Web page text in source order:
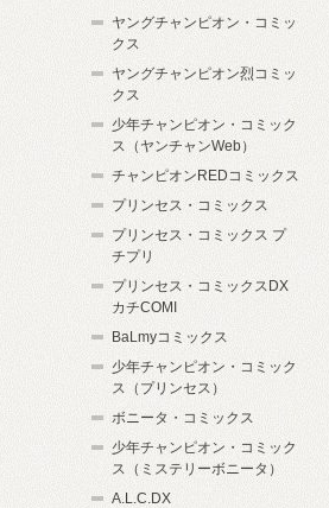
ヤングチャンピオン・コミッ
クス
ヤングチャンピオン烈コミッ
クス
少年チャンピオン・コミック
ス（ヤンチャンWeb）
チャンピオンREDコミックス
プリンセス・コミックス
プリンセス・コミックス プ
チプリ
プリンセス・コミックスDX
カチCOMI
BaLmyコミックス
少年チャンピオン・コミック
ス（プリンセス）
ボニータ・コミックス
少年チャンピオン・コミック
ス（ミステリーボニータ）
A.L.C.DX